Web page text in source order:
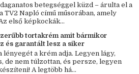
betegséggel küzd – árulta el a
TV2 Napló című műsorában, amely
első képkockák...
tortakrém amit bármikor
és garantált lesz a siker
a krém adja. Legyen lágy,
de nem túlzottan, és persze, legyen
A legtöbb há...